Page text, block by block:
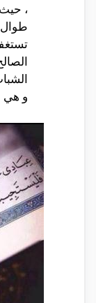
،
طوال
و هي